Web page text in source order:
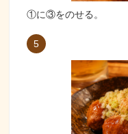
①に③をのせる。
5